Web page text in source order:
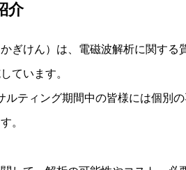
介
ぎけん）は、電磁波解析に関する
ています。
ルティング期間中の皆様には個別
。